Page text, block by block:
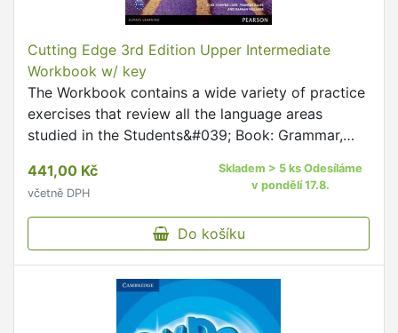
Cutting Edge 3rd Edition Upper Intermediate
Workbook w/ key
The Workbook contains a wide variety of practice
exercises that review all the language areas
studied in the Students&#039; Book: Grammar,
consolidate new …
441,00 Kč
včetně DPH
Skladem > 5 ks Odesíláme
v pondělí 17.8.
Do košíku